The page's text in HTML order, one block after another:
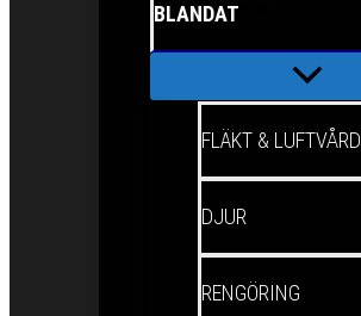
BLANDAT
FLÄKT & LUFTVÅRD
DJUR
RENGÖRING